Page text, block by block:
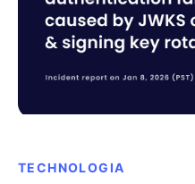
TECHNOLOGIA